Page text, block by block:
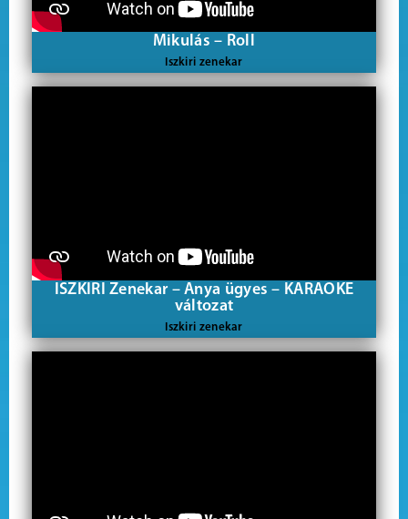
Mikulás – Roll
Iszkiri zenekar
ISZKIRI Zenekar – Anya ügyes – KARAOKE
változat
Iszkiri zenekar